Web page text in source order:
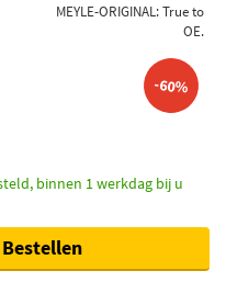
MEYLE-ORIGINAL: True to
OE.
-60%
binnen 1 werkdag bij u
Bestellen